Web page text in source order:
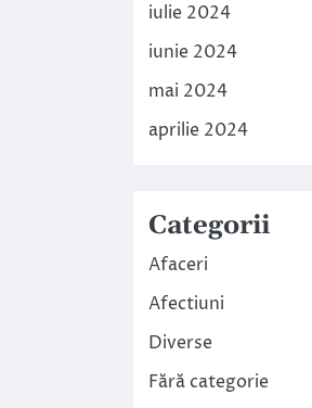
iulie 2024
iunie 2024
mai 2024
aprilie 2024
Categorii
Afaceri
Afectiuni
Diverse
Fără categorie